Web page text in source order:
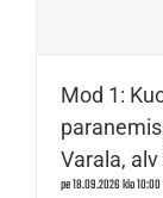
Mod 1:
Varala, alv
pe 18.09.2026 klo 10:00